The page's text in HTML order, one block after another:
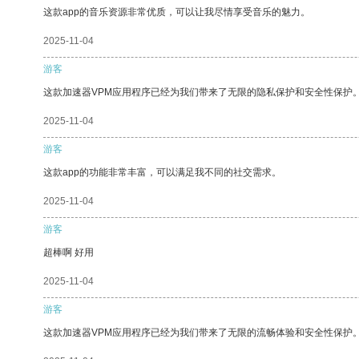
这款app的音乐资源非常优质，可以让我尽情享受音乐的魅力。
2025-11-04
游客
这款加速器VPM应用程序已经为我们带来了无限的隐私保护和安全性保护
2025-11-04
游客
这款app的功能非常丰富，可以满足我不同的社交需求。
2025-11-04
游客
超棒啊 好用
2025-11-04
游客
这款加速器VPM应用程序已经为我们带来了无限的流畅体验和安全性保护